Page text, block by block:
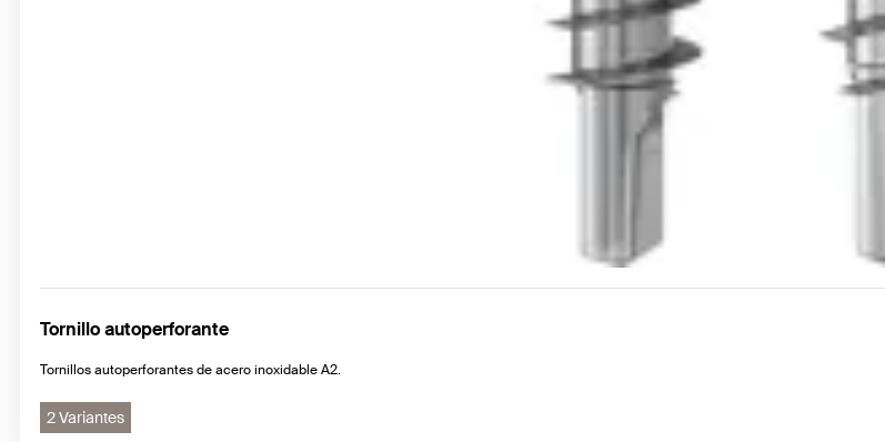
Tornillo autoperforante
Tornillos autoperforantes de acero inoxidable A2.
2 Variantes